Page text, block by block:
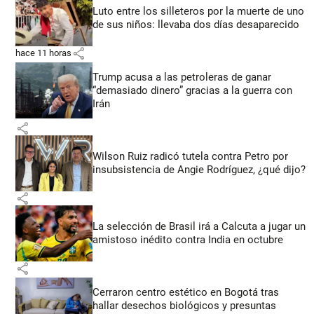
Luto entre los silleteros por la muerte de uno
de sus niños: llevaba dos días desaparecido
hace 11 horas share
Trump acusa a las petroleras de ganar
“demasiado dinero” gracias a la guerra con
Irán
share
Wilson Ruiz radicó tutela contra Petro por
insubsistencia de Angie Rodríguez, ¿qué dijo?
share
La selección de Brasil irá a Calcuta a jugar un
amistoso inédito contra India en octubre
share
Cerraron centro estético en Bogotá tras
hallar desechos biológicos y presuntas